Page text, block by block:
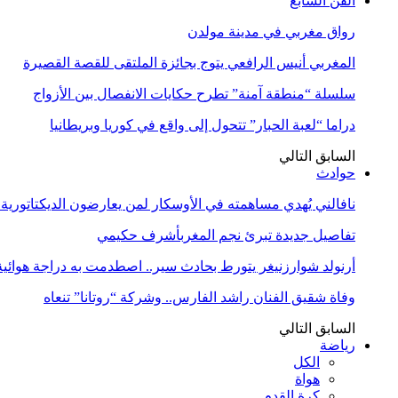
رواق مغربي في مدينة مولدن
المغربي أنيس الرافعي يتوج بجائزة الملتقى للقصة القصيرة
سلسلة “منطقة آمنة” تطرح حكايات الانفصال بين الأزواج
دراما “لعبة الحبار” تتحول إلى واقع في كوريا وبريطانيا
السابق التالي
حوادث
نافالني يُهدي مساهمته في الأوسكار لمن يعارضون
تفاصيل جديدة تبرئ نجم المغربأشرف حكيمي
أرنولد شوارزنيغر يتورط بحادث سير.. اصطدمت به دراجة
وفاة شقيق الفنان راشد الفارس.. وشركة “روتانا” تنعاه
السابق التالي
رياضة
الكل
هواة